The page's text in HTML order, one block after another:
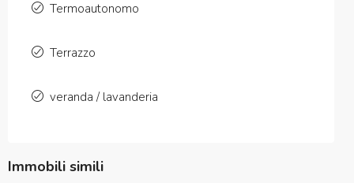
Termoautonomo
Terrazzo
veranda / lavanderia
Immobili simili